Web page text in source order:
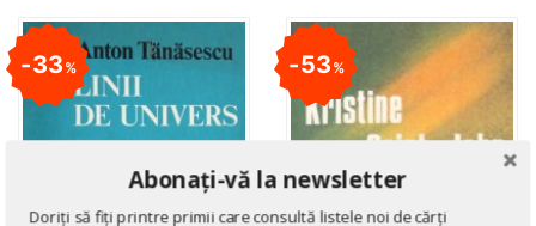
33% 53%
Abonați-vă la newsletter
Doriți să fiți printre primii care consultă listele noi de cărți